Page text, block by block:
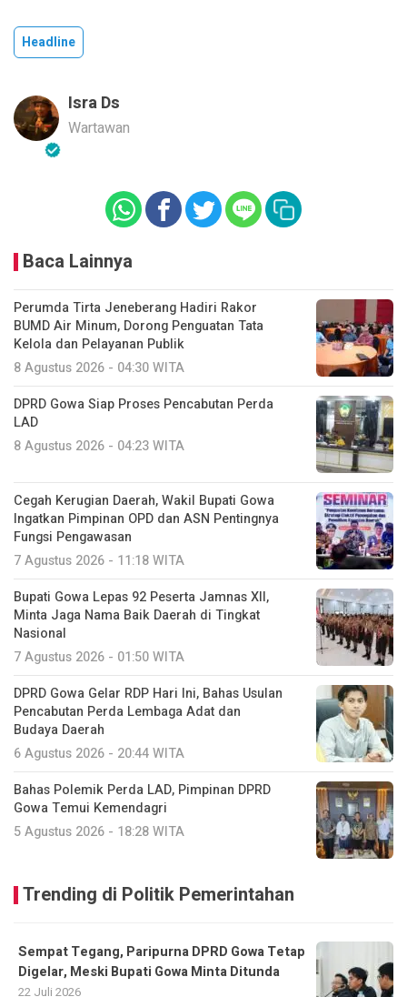
Headline
Isra Ds
Wartawan
Baca Lainnya
Perumda Tirta Jeneberang Hadiri Rakor
BUMD Air Minum, Dorong Penguatan Tata
Kelola dan Pelayanan Publik
8 Agustus 2026 - 04:30 WITA
DPRD Gowa Siap Proses Pencabutan Perda
LAD
8 Agustus 2026 - 04:23 WITA
Cegah Kerugian Daerah, Wakil Bupati Gowa
Ingatkan Pimpinan OPD dan ASN Pentingnya
Fungsi Pengawasan
7 Agustus 2026 - 11:18 WITA
Bupati Gowa Lepas 92 Peserta Jamnas XII,
Minta Jaga Nama Baik Daerah di Tingkat
Nasional
7 Agustus 2026 - 01:50 WITA
DPRD Gowa Gelar RDP Hari Ini, Bahas Usulan
Pencabutan Perda Lembaga Adat dan
Budaya Daerah
6 Agustus 2026 - 20:44 WITA
Bahas Polemik Perda LAD, Pimpinan DPRD
Gowa Temui Kemendagri
5 Agustus 2026 - 18:28 WITA
Trending di Politik Pemerintahan
Sempat Tegang, Paripurna DPRD Gowa Tetap
Digelar, Meski Bupati Gowa Minta Ditunda
22 Juli 2026